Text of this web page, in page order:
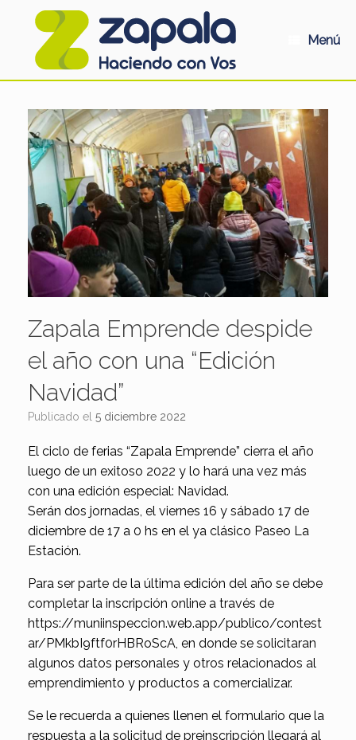
Menú
Zapala Emprende despide
el año con una “Edición
Navidad”
Publicado el 5 diciembre 2022
El ciclo de ferias “Zapala Emprende” cierra el año
luego de un exitoso 2022 y lo hará una vez más
con una edición especial: Navidad.
Serán dos jornadas, el viernes 16 y sábado 17 de
diciembre de 17 a 0 hs en el ya clásico Paseo La
Estación.
Para ser parte de la última edición del año se debe
completar la inscripción online a través de
https://muniinspeccion.web.app/publico/contest
ar/PMkbI9ftf0rHBRoScA, en donde se solicitaran
algunos datos personales y otros relacionados al
emprendimiento y productos a comercializar.
Se le recuerda a quienes llenen el formulario que la
respuesta a la solicitud de preinscripción llegará al